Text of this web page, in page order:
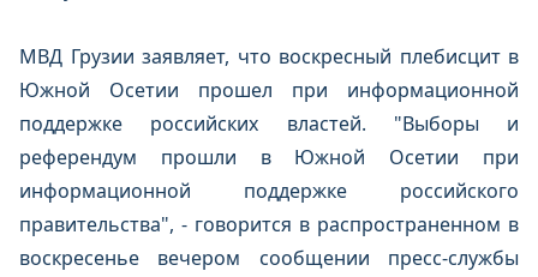
МВД Грузии заявляет, что воскресный плебисцит в
Южной Осетии прошел при информационной
поддержке российских властей. "Выборы и
референдум прошли в Южной Осетии при
информационной поддержке российского
правительства", - говорится в распространенном в
воскресенье вечером сообщении пресс-службы